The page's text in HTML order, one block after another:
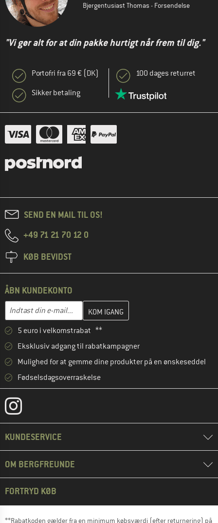
Bjergentusiast Thomas - Forsendelse
"Vi gør alt for at din pakke hurtigt når frem til dig."
Portofri fra 69 € (DK)
Sikker betaling
100 dages returret
SEND EN MAIL TIL OS!
+49 71 21 70 12 0
KØB BEVIDST
ÅBN KUNDEKONTO
E-mail-adresse
Indtast din e-mailadresse her, og opret i næste trin din
5 euro i velkomstrabat **
Eksklusiv adgang til rabatkampagner
Mulighed for at gemme dine produkter på en ønskeseddel
Fødselsdagsoverraskelse
KUNDESERVICE
OM BERGFREUNDE
FORTRYD KØB
**Rabatkoden gælder fra en minimum købsværdi (efter returnering) på